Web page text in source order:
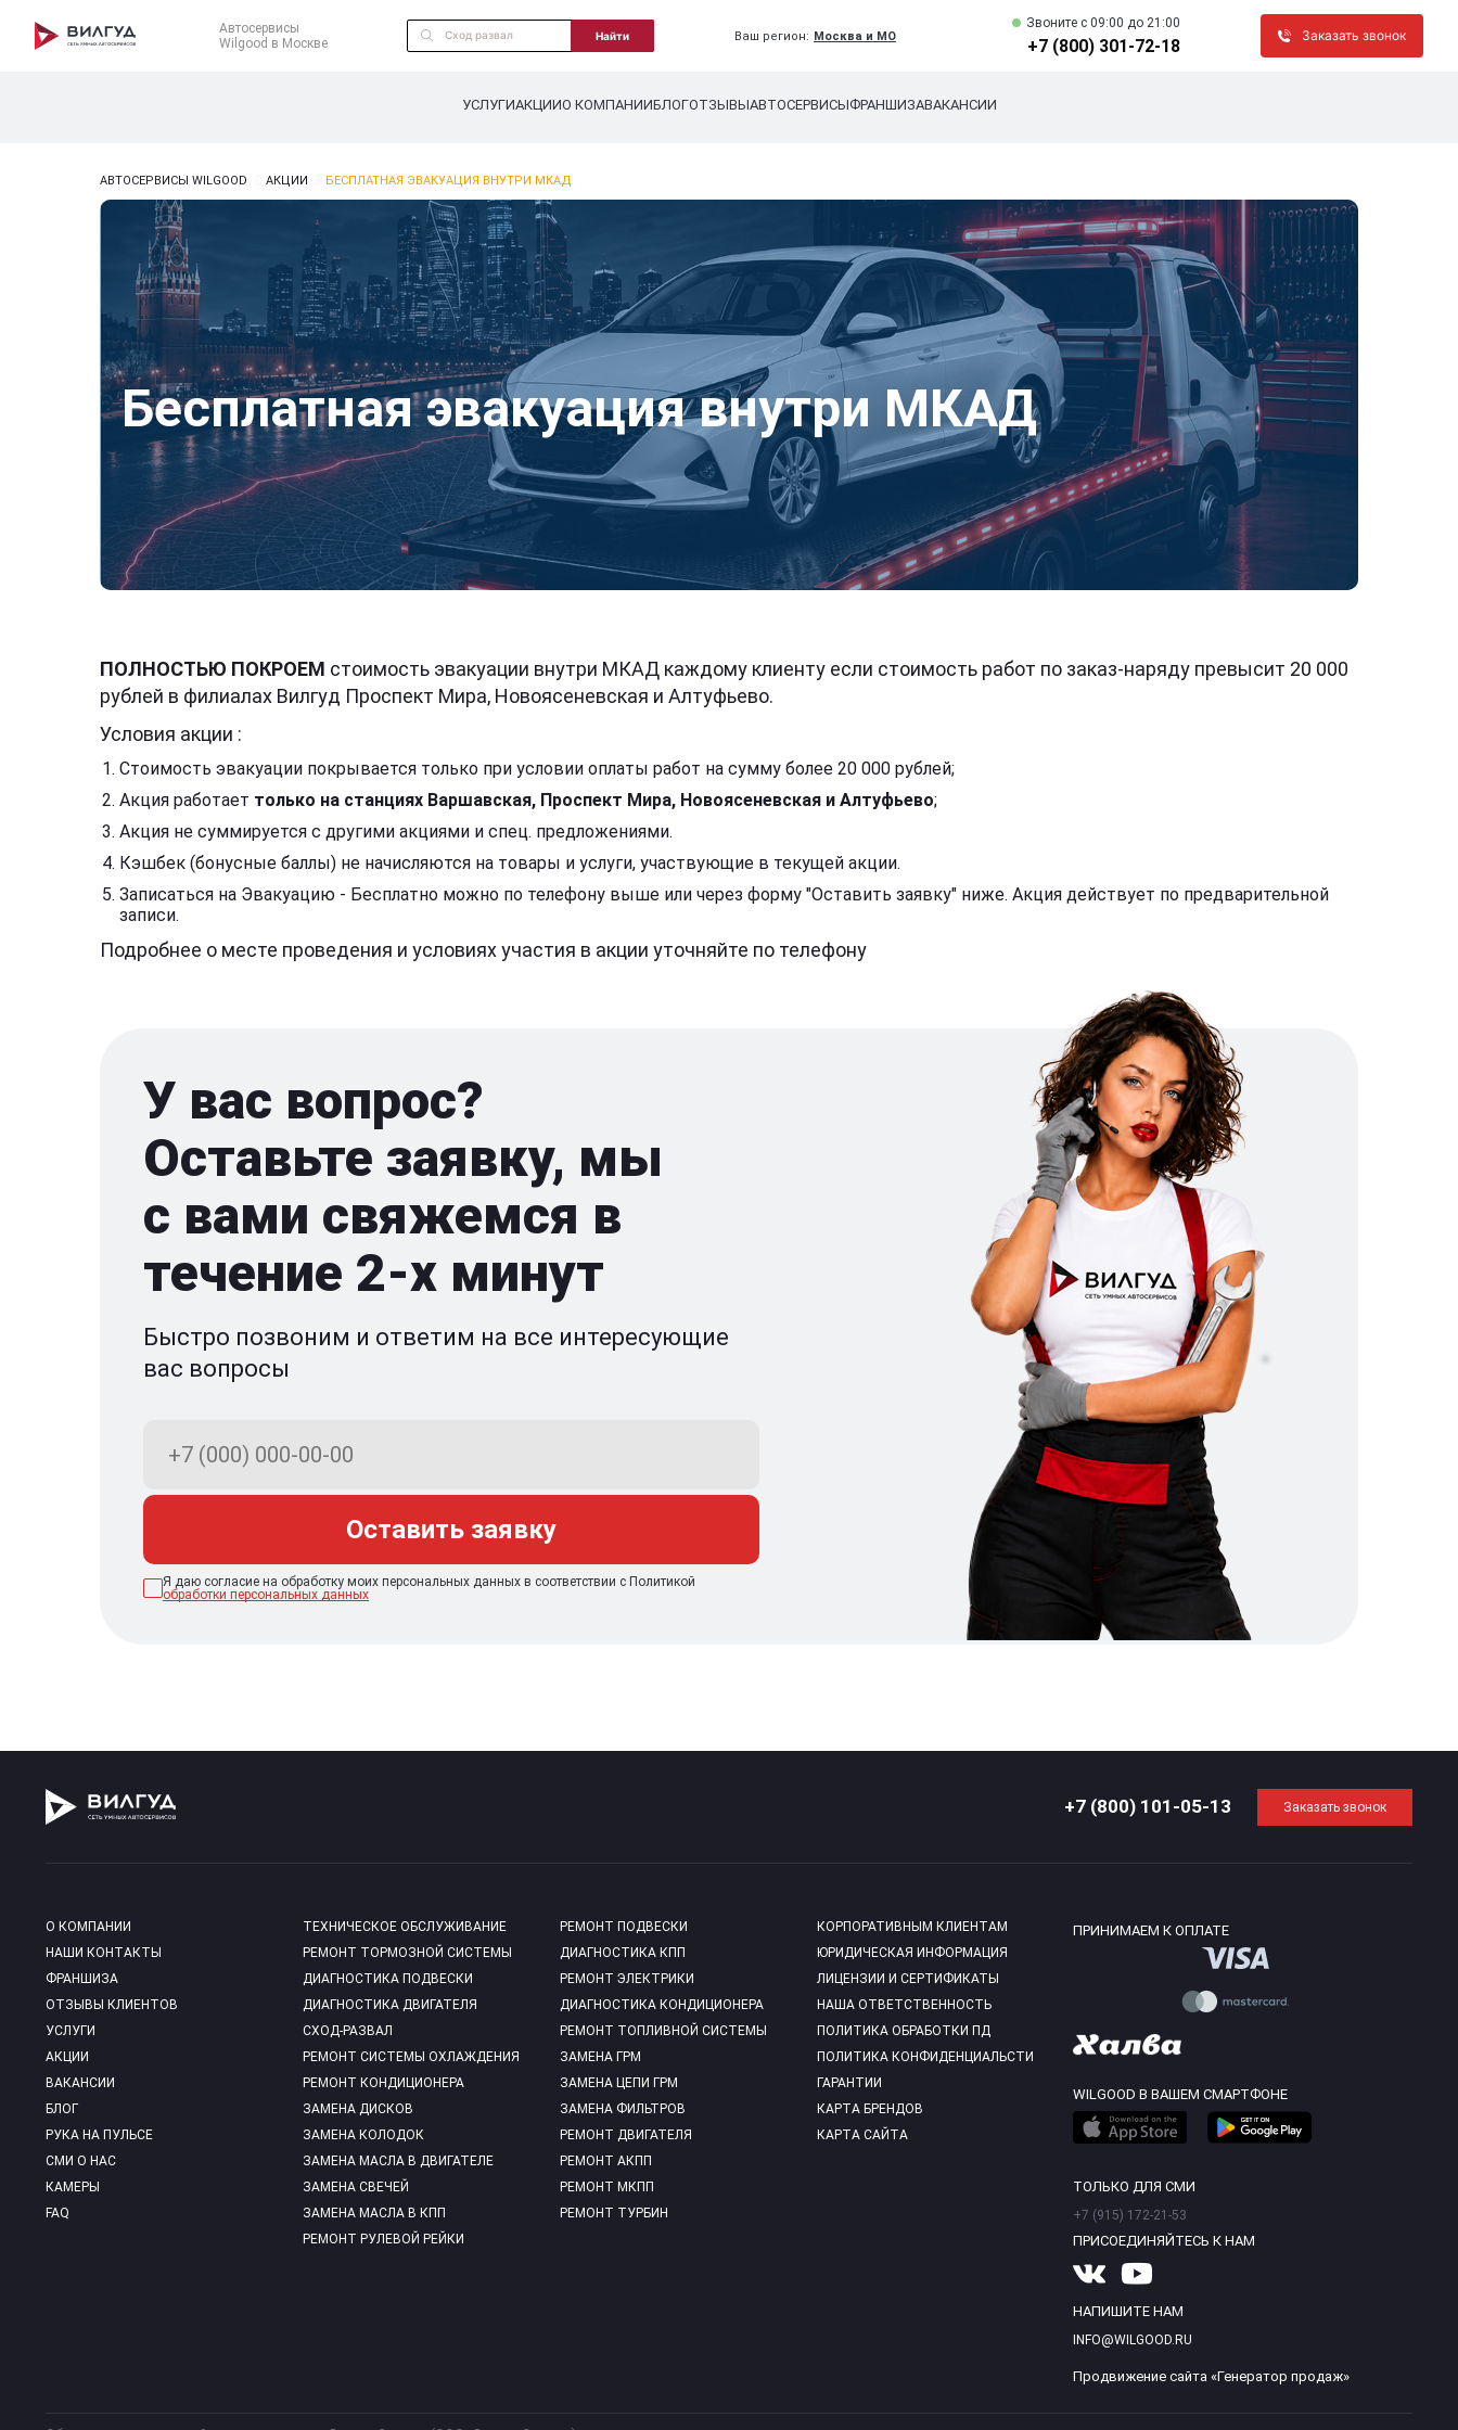
Автосервисы
Wilgood в Москве
Найти Ваш регион: Москва и МО
Звоните c 09:00 до 21:00
+7 (800) 301-72-18
Заказать звонок
УСЛУГИАКЦИИО КОМПАНИИБЛОГОТЗЫВЫАВТОСЕРВИСЫФРАНШИЗАВАКАНСИИ
АВТОСЕРВИСЫ WILGOOD АКЦИИ БЕСПЛАТНАЯ ЭВАКУАЦИЯ ВНУТРИ МКАД
Бесплатная эвакуация внутри МКАД
ПОЛНОСТЬЮ ПОКРОЕМ стоимость эвакуации внутри МКАД каждому клиенту если стоимость работ по заказ-наряду превысит 20 000
рублей в филиалах Вилгуд Проспект Мира, Новоясеневская и Алтуфьево.
Условия акции :
Стоимость эвакуации покрывается только при условии оплаты работ на сумму более 20 000 рублей;
Акция работает только на станциях Варшавская, Проспект Мира, Новоясеневская и Алтуфьево;
Акция не суммируется с другими акциями и спец. предложениями.
Кэшбек (бонусные баллы) не начисляются на товары и услуги, участвующие в текущей акции.
Записаться на Эвакуацию - Бесплатно можно по телефону выше или через форму "Оставить заявку" ниже. Акция действует по предварительной
записи.
Подробнее о месте проведения и условиях участия в акции уточняйте по телефону
У вас вопрос?
Оставьте заявку, мы
с вами свяжемся в
течение 2-x минут
Быстро позвоним и ответим на все интересующие
вас вопросы
Оставить заявку
Я даю согласие на обработку моих персональных данных в соответствии с Политикой
обработки персональных данных
+7 (800) 101-05-13 Заказать звонок
О КОМПАНИИ
НАШИ КОНТАКТЫ
ФРАНШИЗА
ОТЗЫВЫ КЛИЕНТОВ
УСЛУГИ
АКЦИИ
ВАКАНСИИ
БЛОГ
РУКА НА ПУЛЬСЕ
СМИ О НАС
КАМЕРЫ
FAQ
ТЕХНИЧЕСКОЕ ОБСЛУЖИВАНИЕ
РЕМОНТ ТОРМОЗНОЙ СИСТЕМЫ
ДИАГНОСТИКА ПОДВЕСКИ
ДИАГНОСТИКА ДВИГАТЕЛЯ
СХОД-РАЗВАЛ
РЕМОНТ СИСТЕМЫ ОХЛАЖДЕНИЯ
РЕМОНТ КОНДИЦИОНЕРА
ЗАМЕНА ДИСКОВ
ЗАМЕНА КОЛОДОК
ЗАМЕНА МАСЛА В ДВИГАТЕЛЕ
ЗАМЕНА СВЕЧЕЙ
ЗАМЕНА МАСЛА В КПП
РЕМОНТ РУЛЕВОЙ РЕЙКИ
РЕМОНТ ПОДВЕСКИ
ДИАГНОСТИКА КПП
РЕМОНТ ЭЛЕКТРИКИ
ДИАГНОСТИКА КОНДИЦИОНЕРА
РЕМОНТ ТОПЛИВНОЙ СИСТЕМЫ
ЗАМЕНА ГРМ
ЗАМЕНА ЦЕПИ ГРМ
ЗАМЕНА ФИЛЬТРОВ
РЕМОНТ ДВИГАТЕЛЯ
РЕМОНТ АКПП
РЕМОНТ МКПП
РЕМОНТ ТУРБИН
КОРПОРАТИВНЫМ КЛИЕНТАМ
ЮРИДИЧЕСКАЯ ИНФОРМАЦИЯ
ЛИЦЕНЗИИ И СЕРТИФИКАТЫ
НАША ОТВЕТСТВЕННОСТЬ
ПОЛИТИКА ОБРАБОТКИ ПД
ПОЛИТИКА КОНФИДЕНЦИАЛЬСТИ
ГАРАНТИИ
КАРТА БРЕНДОВ
КАРТА САЙТА
ПРИНИМАЕМ К ОПЛАТЕ
WILGOOD В ВАШЕМ СМАРТФОНЕ
ТОЛЬКО ДЛЯ СМИ
+7 (915) 172-21-53
ПРИСОЕДИНЯЙТЕСЬ К НАМ
НАПИШИТЕ НАМ
INFO@WILGOOD.RU
Продвижение сайта «Генератор продаж»